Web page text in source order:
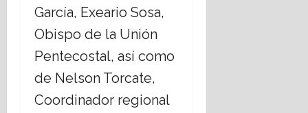
García, Exeario Sosa,
Obispo de la Unión
Pentecostal, así como
de Nelson Torcate,
Coordinador regional